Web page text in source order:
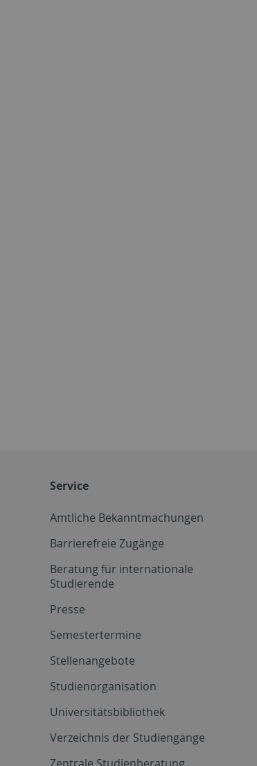
Service
Amtliche Bekanntmachungen
Barrierefreie Zugänge
Beratung für internationale
Studierende
Presse
Semestertermine
Stellenangebote
Studienorganisation
Universitätsbibliothek
Verzeichnis der Studiengänge
Zentrale Studienberatung